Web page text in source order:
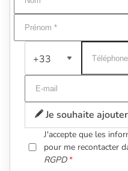
+33
Je souhaite
J'accepte que les
pour me recontacter
RGPD